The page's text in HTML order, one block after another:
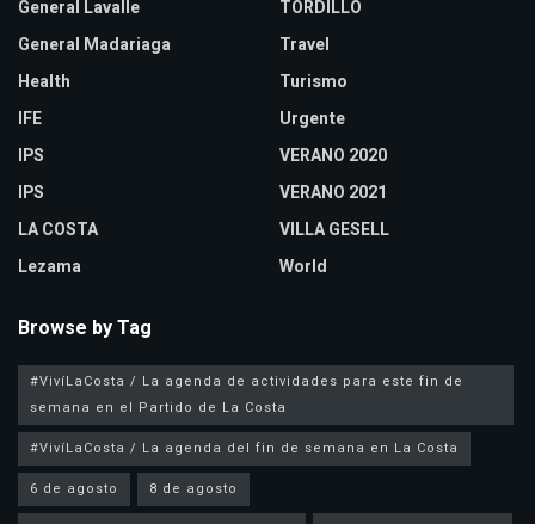
General Lavalle
General Madariaga
Health
IFE
IPS
IPS
LA COSTA
Lezama
TORDILLO
Travel
Turismo
Urgente
VERANO 2020
VERANO 2021
VILLA GESELL
World
Browse by Tag
#VivíLaCosta / La agenda de actividades para este fin de
semana en el Partido de La Costa
#VivíLaCosta / La agenda del fin de semana en La Costa
6 de agosto
8 de agosto